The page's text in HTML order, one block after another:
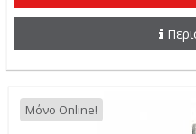
Μόνο Online!